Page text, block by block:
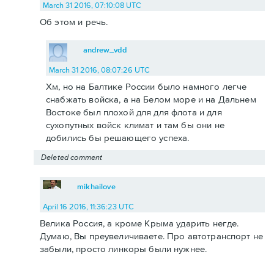
March 31 2016, 07:10:08 UTC
Об этом и речь.
andrew_vdd
March 31 2016, 08:07:26 UTC
Хм, но на Балтике России было намного легче
снабжать войска, а на Белом море и на Дальнем
Востоке был плохой для для флота и для
сухопутных войск климат и там бы они не
добились бы решающего успеха.
Deleted comment
mikhailove
April 16 2016, 11:36:23 UTC
Велика Россия, а кроме Крыма ударить негде.
Думаю, Вы преувеличиваете. Про автотранспорт не
забыли, просто линкоры были нужнее.